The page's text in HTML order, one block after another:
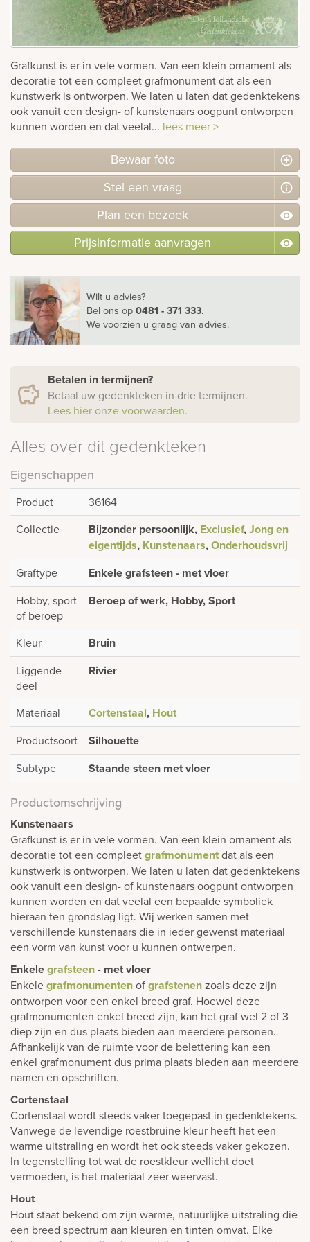
Grafkunst is er in vele vormen. Van een klein ornament als
decoratie tot een compleet grafmonument dat als een
kunstwerk is ontworpen. We laten u laten dat gedenktekens
ook vanuit een design- of kunstenaars oogpunt ontworpen
kunnen worden en dat veelal... lees meer >
Bewaar foto
Stel een vraag
Plan een bezoek
Prijsinformatie aanvragen
Wilt u advies?
Bel ons op0481 - 371 333.
We voorzien u graag van advies.
Betalen in termijnen?
Betaal uw gedenkteken in drie termijnen.
Lees hier onze voorwaarden.
Alles over dit gedenkteken
Eigenschappen
Product
36164
Collectie
Bijzonder persoonlijk, Exclusief,Jong en
eigentijds, Kunstenaars,Onderhoudsvrij
Graftype Enkele grafsteen - met vloer
Hobby, sport
of beroep
Beroep of werk, Hobby, Sport
Kleur Bruin
Liggende
deel
Rivier
Materiaal Cortenstaal, Hout
Productsoort Silhouette
Subtype Staande steen met vloer
Productomschrijving
Kunstenaars
Grafkunst is er in vele vormen. Van een klein ornament als
decoratie tot een compleetgrafmonumentdat als een
kunstwerk is ontworpen. We laten u laten dat gedenktekens
ook vanuit een design- of kunstenaars oogpunt ontworpen
kunnen worden en dat veelal een bepaalde symboliek
hieraan ten grondslag ligt. Wij werken samen met
verschillende kunstenaars die in ieder gewenst materiaal
een vorm van kunst voor u kunnen ontwerpen.
Enkelegrafsteen- met vloer
Enkelegrafmonumentenofgrafstenenzoals deze zijn
ontworpen voor een enkel breed graf. Hoewel deze
grafmonumenten enkel breed zijn, kan het graf wel 2 of 3
diep zijn en dus plaats bieden aan meerdere personen.
Afhankelijk van de ruimte voor de belettering kan een
enkel grafmonument dus prima plaats bieden aan meerdere
namen en opschriften.
Cortenstaal
Cortenstaal wordt steeds vaker toegepast in gedenktekens.
Vanwege de levendige roestbruine kleur heeft het een
warme uitstraling en wordt het ook steeds vaker gekozen.
In tegenstelling tot wat de roestkleur wellicht doet
vermoeden, is het materiaal zeer weervast.
Hout
Hout staat bekend om zijn warme, natuurlijke uitstraling die
een breed spectrum aan kleuren en tinten omvat. Elke